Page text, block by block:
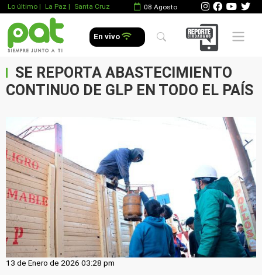
Lo último | La Paz | Santa Cruz 08 Agosto
En vivo Mobile
SE REPORTA ABASTECIMIENTO
CONTINUO DE GLP EN TODO EL PAÍS
13 de Enero de 2026 03:28 pm